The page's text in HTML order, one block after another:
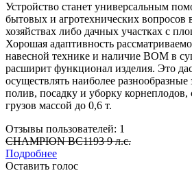
Устройство станет универсальным
бытовых и агротехнических вопросов
хозяйствах либо дачных участках с
Хорошая адаптивность
навесной технике и наличие ВОМ в
расширит функционал изделия. Это
осуществлять наиболее разнообразные
полив, посадку и уборку корнеплодов,
грузов массой до 0,6 т.
Отзывы пользователей: 1
CHAMPION BC1193 9 л.с.
Подробнее
Оставить голос